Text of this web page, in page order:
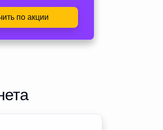
по акции